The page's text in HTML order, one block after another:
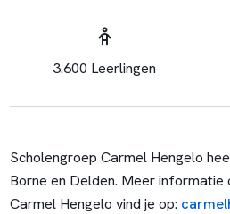
3.600 Leerlingen
Scholengroep Carmel Hengelo
Borne en Delden. Meer informatie
Carmel Hengelo vind je op: